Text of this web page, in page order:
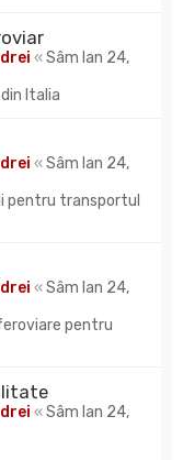
«Sâm Ian 24,
Italia
«Sâm Ian 24,
pentru transportul
«Sâm Ian 24,
pentru
«Sâm Ian 24,